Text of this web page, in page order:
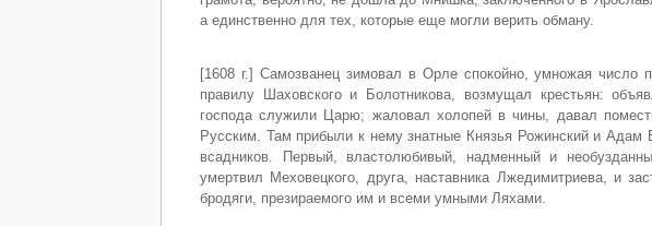
а единственно для тех, которые еще могли верить обману.
[1608 г.] Самозванец зимовал в Орле спокойно, умножая
правилу Шаховского и Болотникова, возмущал крестьян:
господа служили Царю; жаловал холопей в чины, давал
Русским. Там прибыли к нему знатные Князья Рожинский и
всадников. Первый, властолюбивый, надменный и
умертвил Меховецкого, друга, наставника Лжедимитриева, и
бродяги, презираемого им и всеми умными Ляхами.